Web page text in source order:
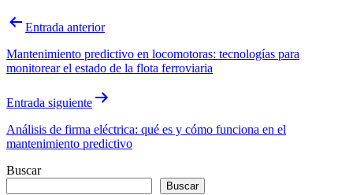
Navegación
entradas
Entrada anterior
Mantenimiento predictivo en locomotoras: tecnologías para
monitorear el estado de la flota ferroviaria
Entrada siguiente
Análisis de firma eléctrica: qué es y cómo funciona en el
mantenimiento predictivo
Buscar
Buscar